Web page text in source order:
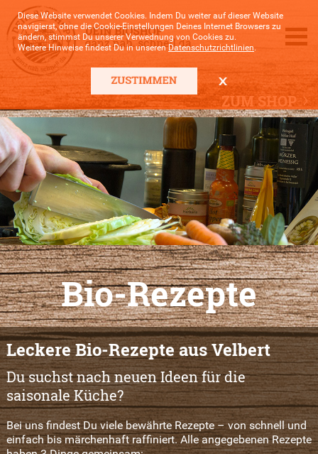
Diese Website verwendet Cookies. Indem Du weiter auf dieser Website
navigierst, ohne die Cookie-Einstellungen Deines Internet Browsers zu
ändern, stimmst Du unserer Verwednung von Cookies zu.
Weitere Hinweise findest Du in unserenDatenschutzrichtlinien.
ZUM SHOP
Bio-Rezepte
Leckere Bio-Rezepte aus Velbert
Du suchst nach neuen Ideen für die
saisonale Küche?
Bei uns findest Du viele bewährte Rezepte – von schnell und
einfach bis märchenhaft raffiniert. Alle angegebenen Rezepte